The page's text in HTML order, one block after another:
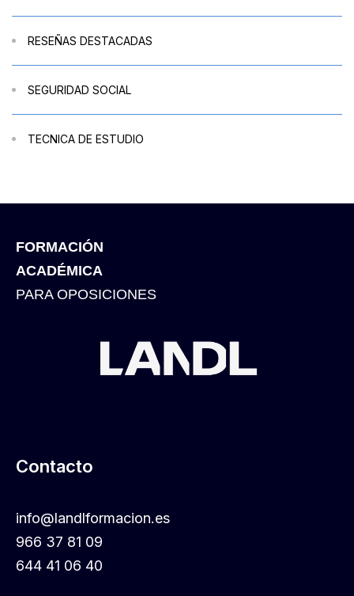
RESEÑAS DESTACADAS
SEGURIDAD SOCIAL
TECNICA DE ESTUDIO
FORMACIÓN
ACADÉMICA
PARA OPOSICIONES
Contacto
info@landlformacion.es
966 37 81 09
644 41 06 40